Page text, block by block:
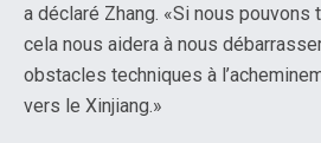
a déclaré Zhang. «Si nous pouvons
cela nous aidera à nous
obstacles techniques à
vers le Xinjiang.»